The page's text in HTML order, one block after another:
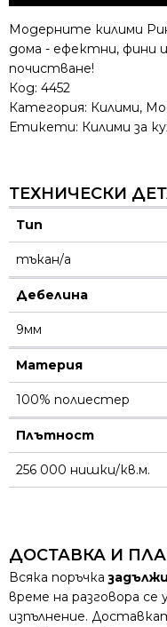
Модерните килими
дома - ефектни, фини
почистване!
Код: 4452
Категория: Килими,
Етикети: Килими за
ТЕХНИЧЕСКИ
Тип
тъкан/а
Дебелина
9мм
Материя
100% полиестер
Плътност
256 000 нишки/кв.м.
ДОСТАВКА И
Всяка поръчка
време на разговора
изпълнение.